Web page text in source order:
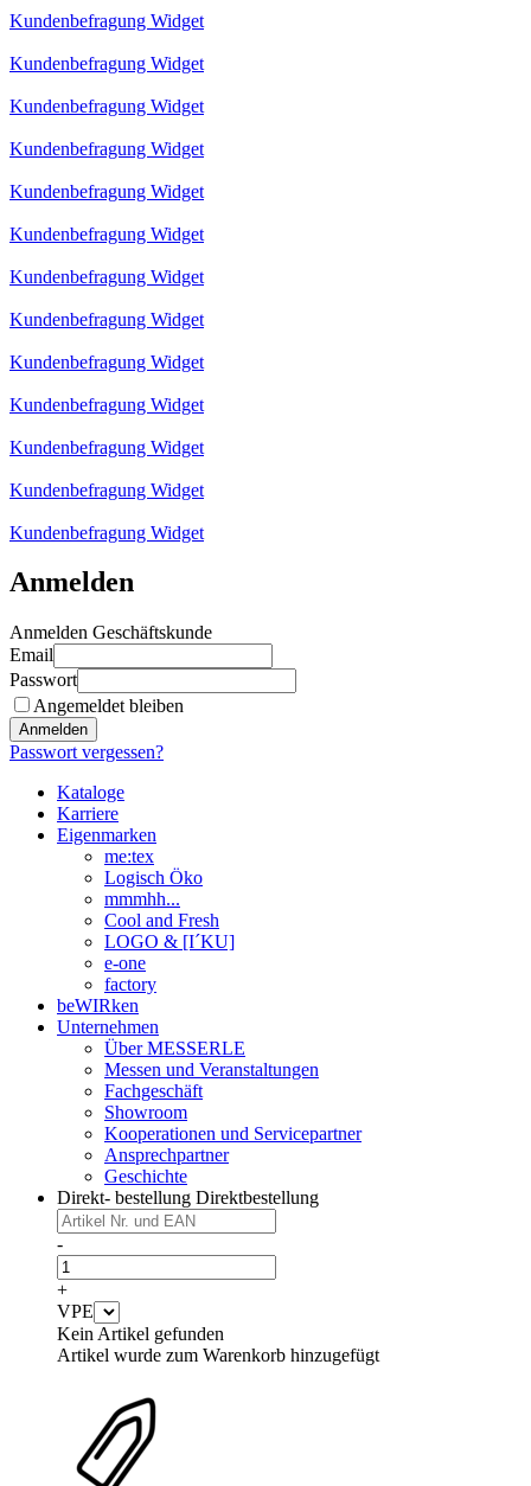
Kundenbefragung Widget
Kundenbefragung Widget
Kundenbefragung Widget
Kundenbefragung Widget
Kundenbefragung Widget
Kundenbefragung Widget
Kundenbefragung Widget
Kundenbefragung Widget
Kundenbefragung Widget
Kundenbefragung Widget
Kundenbefragung Widget
Kundenbefragung Widget
Kundenbefragung Widget
Anmelden
Anmelden Geschäftskunde
Email
Passwort
Angemeldet bleiben
Anmelden
Passwort vergessen?
Kataloge
Karriere
Eigenmarken
me:tex
Logisch Öko
mmmhh...
Cool and Fresh
LOGO & [I´KU]
e-one
factory
beWIRken
Unternehmen
Über MESSERLE
Messen und Veranstaltungen
Fachgeschäft
Showroom
Kooperationen und Servicepartner
Ansprechpartner
Geschichte
Direkt- bestellung Direktbestellung
-
+
VPE
Kein Artikel gefunden
Artikel wurde zum Warenkorb hinzugefügt